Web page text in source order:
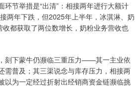
环节举措是“出清”：相接两年进行大额计
两年下跌，但2025年上半年，冰淇淋、奶
收都获取了两位数增长，奶粉业务营收也
刻下蒙牛仍濒临三重压力——其一主业依
需普及；其三渠说念与库存压力，相接两
以为一定经过折射出经销商资金链濒临挑